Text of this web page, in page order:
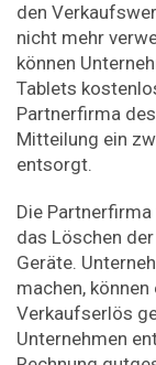
den
nicht mehr
können
Tablets
Partnerfirma
Mitteilung ein
entsorgt.
Die
das Löschen
Geräte.
machen,
Verkaufserlös
Unternehmen